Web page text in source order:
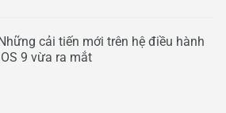
cải tiến mới trên hệ điều hành
9 vừa ra mắt